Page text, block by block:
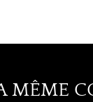
MÊME